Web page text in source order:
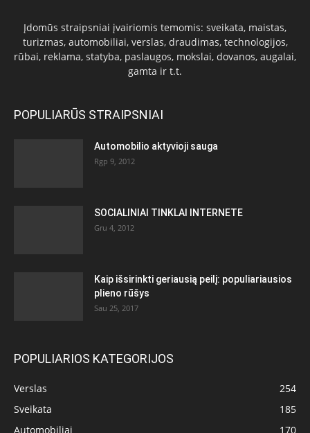
Įdomūs straipsniai įvairiomis temomis: sveikata, maistas,
turizmas, automobiliai, verslas, draudimas, technologijos,
rūbai, reklama, statyba, paslaugos, mokslai, dovanos, augalai,
gamta ir t.t.
POPULIARŪS STRAIPSNIAI
Automobilio aktyvioji sauga
Rgp 9, 2012
SOCIALINIAI TINKLAI INTERNETE
Gru 4, 2012
Kaip išsirinkti geriausią peilį: populiariausios
plieno rūšys
Sau 25, 2017
POPULIARIOS KATEGORIJOS
Verslas
254
Sveikata
185
Automobiliai
170